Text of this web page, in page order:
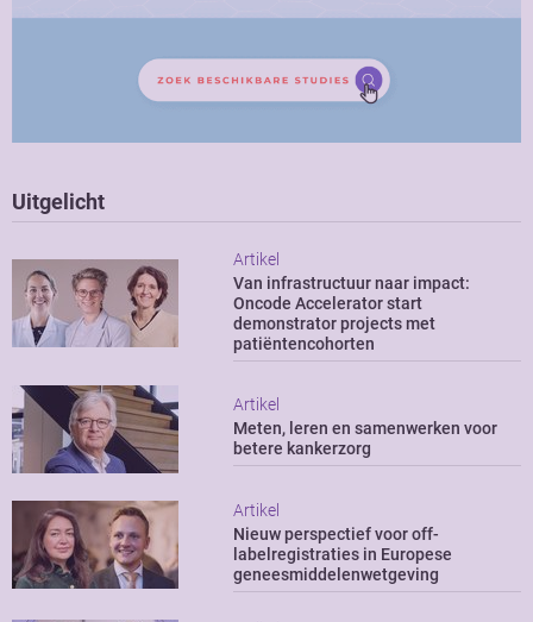
Uitgelicht
Artikel
Van infrastructuur naar impact:
Oncode Accelerator start
demonstrator projects met
patiëntencohorten
Artikel
Meten, leren en samenwerken voor
betere kankerzorg
Artikel
Nieuw perspectief voor off-
labelregistraties in Europese
geneesmiddelenwetgeving